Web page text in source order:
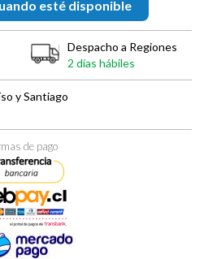
esté disponible
Despacho a Regiones
2 días hábiles
y Santiago
de pago